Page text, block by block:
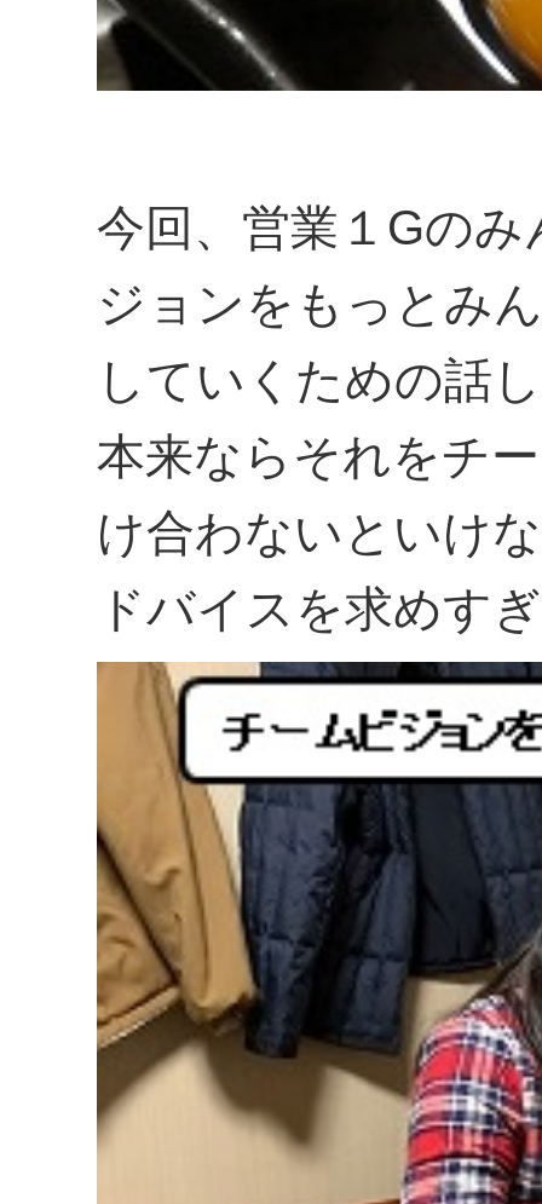
今回、営業１Gの
ジョンをもっとみ
していくための話
本来ならそれをチ
け合わないといけ
ドバイスを求めす